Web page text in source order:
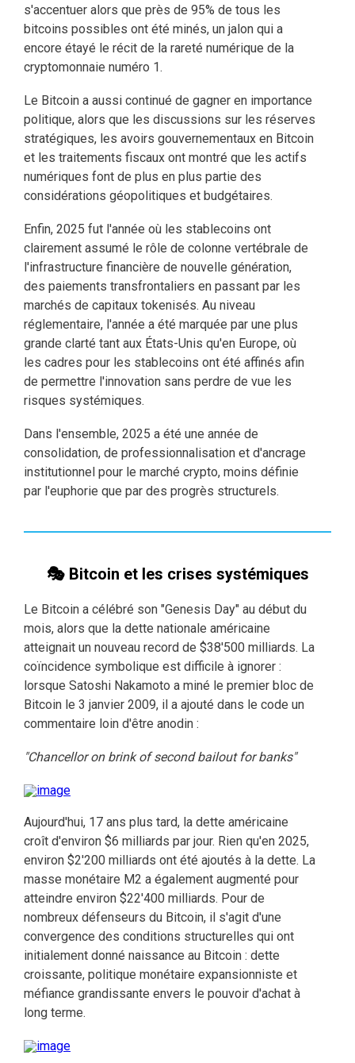
s'accentuer alors que près de 95% de tous les
bitcoins possibles ont été minés, un jalon qui a
encore étayé le récit de la rareté numérique de la
cryptomonnaie numéro 1.
Le Bitcoin a aussi continué de gagner en importance
politique, alors que les discussions sur les réserves
stratégiques, les avoirs gouvernementaux en Bitcoin
et les traitements fiscaux ont montré que les actifs
numériques font de plus en plus partie des
considérations géopolitiques et budgétaires.
Enfin, 2025 fut l'année où les stablecoins ont
clairement assumé le rôle de colonne vertébrale de
l'infrastructure financière de nouvelle génération,
des paiements transfrontaliers en passant par les
marchés de capitaux tokenisés. Au niveau
réglementaire, l'année a été marquée par une plus
grande clarté tant aux États-Unis qu'en Europe, où
les cadres pour les stablecoins ont été affinés afin
de permettre l'innovation sans perdre de vue les
risques systémiques.
Dans l'ensemble, 2025 a été une année de
consolidation, de professionnalisation et d'ancrage
institutionnel pour le marché crypto, moins définie
par l'euphorie que par des progrès structurels.
🎭 Bitcoin et les crises systémiques
Le Bitcoin a célébré son "Genesis Day" au début du
mois, alors que la dette nationale américaine
atteignait un nouveau record de $38'500 milliards. La
coïncidence symbolique est difficile à ignorer :
lorsque Satoshi Nakamoto a miné le premier bloc de
Bitcoin le 3 janvier 2009, il a ajouté dans le code un
commentaire loin d'être anodin :
"Chancellor on brink of second bailout for banks"
Aujourd'hui, 17 ans plus tard, la dette américaine
croît d'environ $6 milliards par jour. Rien qu'en 2025,
environ $2'200 milliards ont été ajoutés à la dette. La
masse monétaire M2 a également augmenté pour
atteindre environ $22'400 milliards. Pour de
nombreux défenseurs du Bitcoin, il s'agit d'une
convergence des conditions structurelles qui ont
initialement donné naissance au Bitcoin : dette
croissante, politique monétaire expansionniste et
méfiance grandissante envers le pouvoir d'achat à
long terme.